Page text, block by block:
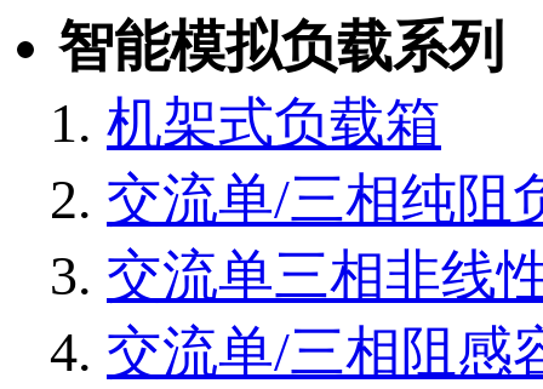
智能模拟负载系列
机架式负载箱
交流单/三相纯阻
交流单三相非线
交流单/三相阻感